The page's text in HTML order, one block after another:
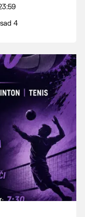
od
4